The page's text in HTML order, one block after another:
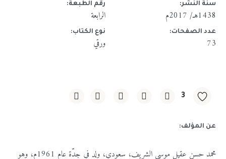
سنة النشر:
1438هـ/ 2017م
رقم الطبعة:
الرابعة
عدد الصفحات:
73
نوع الكتاب:
ورقي
3
عن المؤلف:
محمد حسن عقيل موسى الشريف، سعودي، ولد في جدّة عام م، وهو